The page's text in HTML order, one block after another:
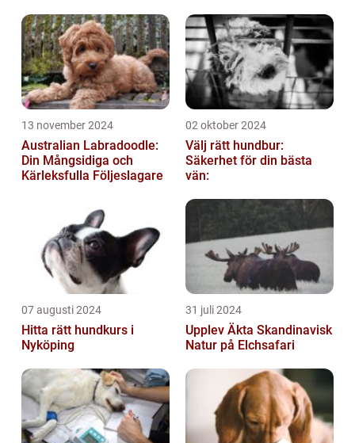
13 november 2024
Australian Labradoodle:
Din Mångsidiga och
Kärleksfulla Följeslagare
02 oktober 2024
Välj rätt hundbur:
Säkerhet för din bästa
vän:
07 augusti 2024
Hitta rätt hundkurs i
Nyköping
31 juli 2024
Upplev Äkta Skandinavisk
Natur på Elchsafari